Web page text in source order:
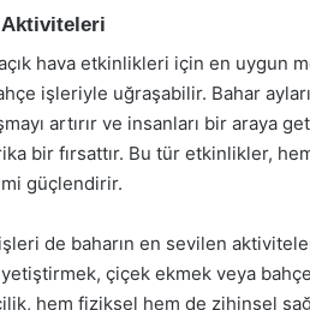
Aktiviteleri
hava etkinlikleri için en uygun
işleriyle uğraşabilir. Bahar
artırır ve insanları bir araya
bir fırsattır. Bu tür etkinlikler,
güçlendirir.
de baharın en sevilen
çiçek ekmek veya
hem fiziksel hem de zihinsel